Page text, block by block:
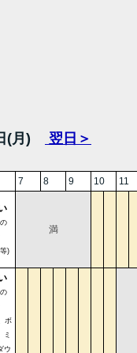
(月) 翌日＞
7 8 9 10 11
)
満
ボ
ミ
ウ